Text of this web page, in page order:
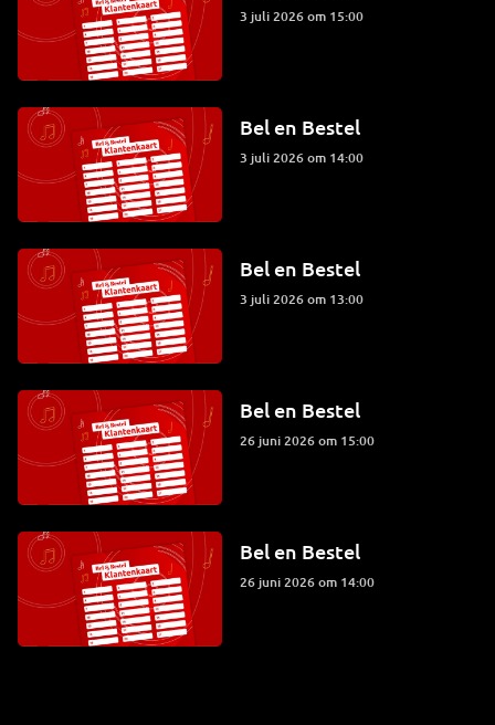
3 juli 2026 om 15:00
Bel en Bestel
3 juli 2026 om 14:00
Bel en Bestel
3 juli 2026 om 13:00
Bel en Bestel
26 juni 2026 om 15:00
Bel en Bestel
26 juni 2026 om 14:00